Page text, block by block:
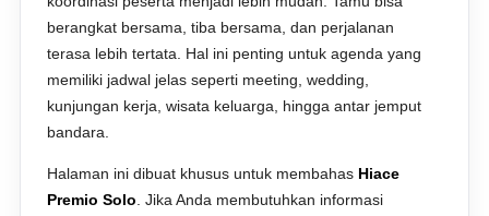
berangkat bersama, tiba bersama, dan perjalanan
terasa lebih tertata. Hal ini penting untuk agenda yang
memiliki jadwal jelas seperti meeting, wedding,
kunjungan kerja, wisata keluarga, hingga antar jemput
bandara.
Halaman ini dibuat khusus untuk membahas Hiace
Premio Solo . Jika Anda membutuhkan informasi